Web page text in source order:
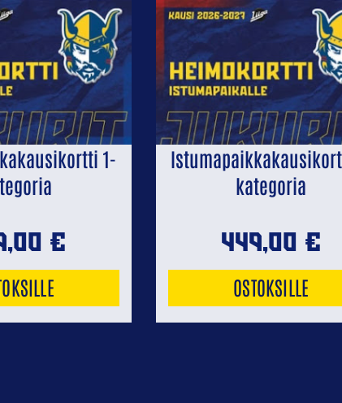
1-
€
kategoria
449,00 €
OSTOKSILLE